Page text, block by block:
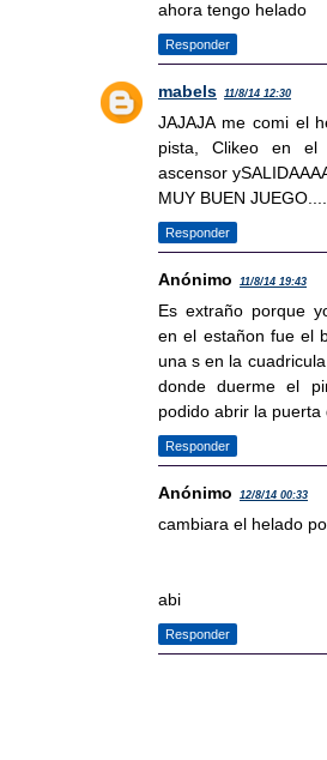
ahora tengo helado
Responder
mabels 11/8/14 12:30
JAJAJA me comi el
pista, Clikeo en el
ascensor
MUY BUEN JUEGO....
Responder
Anónimo 11/8/14 19:43
Es extraño porque
en el estañon fue el
una s en la
donde duerme el
podido abrir la puerta
Responder
Anónimo 12/8/14 00:33
cambiara el helado
abi
Responder